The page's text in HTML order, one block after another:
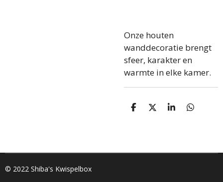
Onze houten
wanddecoratie brengt
sfeer, karakter en
warmte in elke kamer.
D
D
S
D
© 2022 Shiba's Kwispelbox